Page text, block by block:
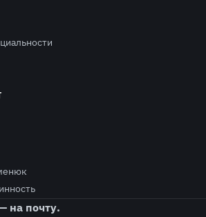
на почту.